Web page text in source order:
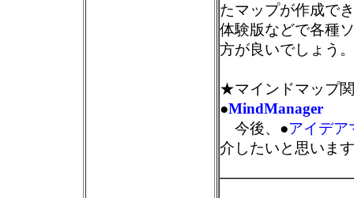
たマップが作成で
体験版などで各種
方が良いでしょう。
★マインドマップ
●MindManager
今後、●アイデア
介したいと思いま